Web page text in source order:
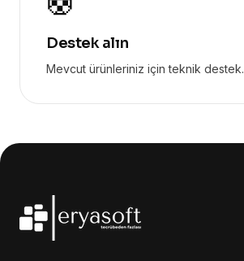
Destek alın
Mevcut ürünleriniz için teknik destek.